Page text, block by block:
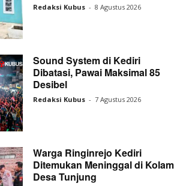
Redaksi Kubus - 8 Agustus 2026
Sound System di Kediri
Dibatasi, Pawai Maksimal 85
Desibel
Redaksi Kubus - 7 Agustus 2026
Warga Ringinrejo Kediri
Ditemukan Meninggal di Kolam
Desa Tunjung